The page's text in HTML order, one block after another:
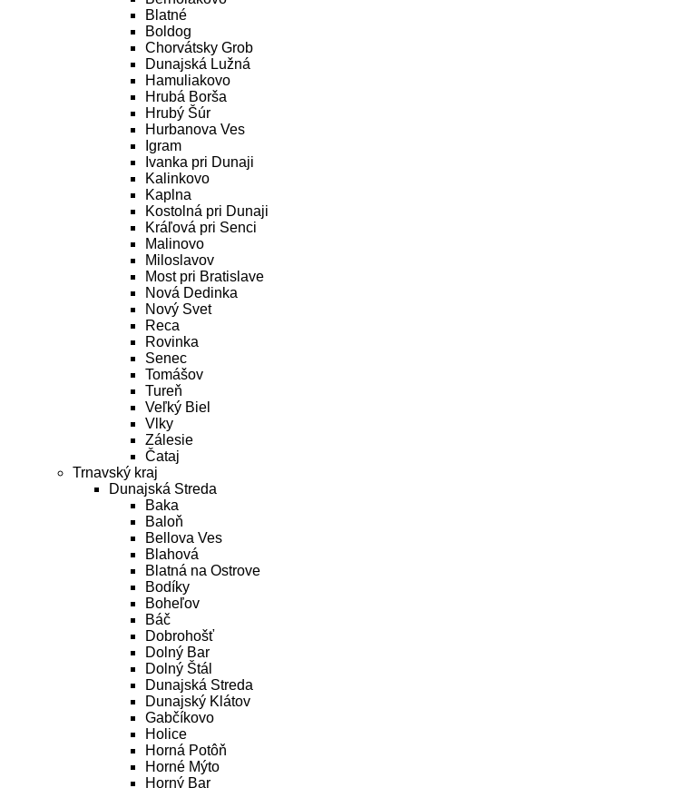
Blatné
Boldog
Chorvátsky Grob
Dunajská Lužná
Hamuliakovo
Hrubá Borša
Hrubý Šúr
Hurbanova Ves
Igram
Ivanka pri Dunaji
Kalinkovo
Kaplna
Kostolná pri Dunaji
Kráľová pri Senci
Malinovo
Miloslavov
Most pri Bratislave
Nová Dedinka
Nový Svet
Reca
Rovinka
Senec
Tomášov
Tureň
Veľký Biel
Vlky
Zálesie
Čataj
Trnavský kraj
Dunajská Streda
Baka
Baloň
Bellova Ves
Blahová
Blatná na Ostrove
Bodíky
Boheľov
Báč
Dobrohošť
Dolný Bar
Dolný Štál
Dunajská Streda
Dunajský Klátov
Gabčíkovo
Holice
Horná Potôň
Horné Mýto
Horný Bar